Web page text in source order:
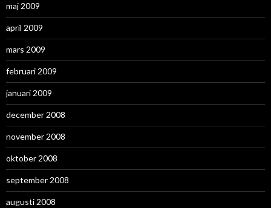
maj 2009
april 2009
mars 2009
februari 2009
januari 2009
december 2008
november 2008
oktober 2008
september 2008
augusti 2008